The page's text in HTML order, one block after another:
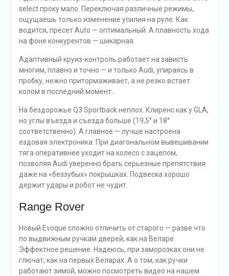
select проку мало. Переключая различные режимы,
ощущаешь только изменение усилия на руле. Как
водится, пресет Auto — оптимальный. А плавность хода
на фоне конкурентов — шикарная.
Адаптивный круиз-контроль работает на зависть
многим, плавно и точно — и только Audi, упираясь в
пробку, нежно притормаживает, а не резко встает
колом в последний момент.
На бездорожье Q3 Sportback неплох. Клиренс как у GLA,
но углы въезда и съезда больше (19,5° и 18°
соответственно). А главное — лучше настроена
ездовая электроника. При диагональном вывешивании
тяга оперативнее уходит на колесо с зацепом,
позволяя Audi уверенно брать серьезные препятствия
даже на «беззубых» покрышках. Подвеска хорошо
держит удары и робот не чудит.
Range Rover
Новый Evoque сложно отличить от старого — разве что
по выдвижным ручкам дверей, как на Веларе.
Эффектное решение. Надеюсь, при заморозках они не
глючат, как на первых Веларах. А о том, как ручки
работают зимой, можно посмотреть видео на нашем